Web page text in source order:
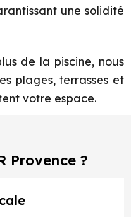
une solidité
de la piscine, nous
plages, terrasses et
votre espace.
Provence ?